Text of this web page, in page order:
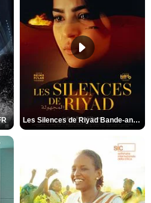
Les Silences de Riyad Bande-annonce VO STFR